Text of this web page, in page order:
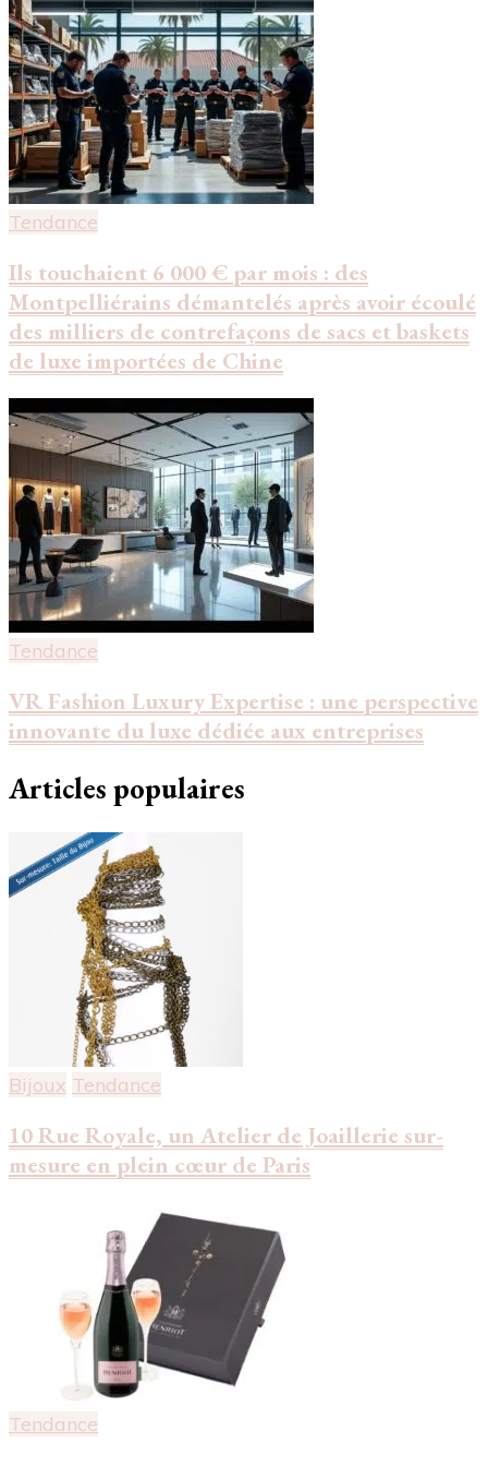
Tendance
Ils touchaient 6 000 € par mois : des
Montpelliérains démantelés après avoir écoulé
des milliers de contrefaçons de sacs et baskets
de luxe importées de Chine
Tendance
VR Fashion Luxury Expertise : une perspective
innovante du luxe dédiée aux entreprises
Articles populaires
Bijoux Tendance
10 Rue Royale, un Atelier de Joaillerie sur-
mesure en plein cœur de Paris
Tendance